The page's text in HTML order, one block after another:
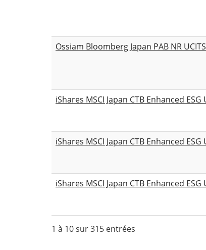
Ossiam Bloomberg Japan PAB NR
iShares MSCI Japan CTB Enhanced ESG
iShares MSCI Japan CTB Enhanced ESG
iShares MSCI Japan CTB Enhanced ESG
1 à 10 sur 315 entrées